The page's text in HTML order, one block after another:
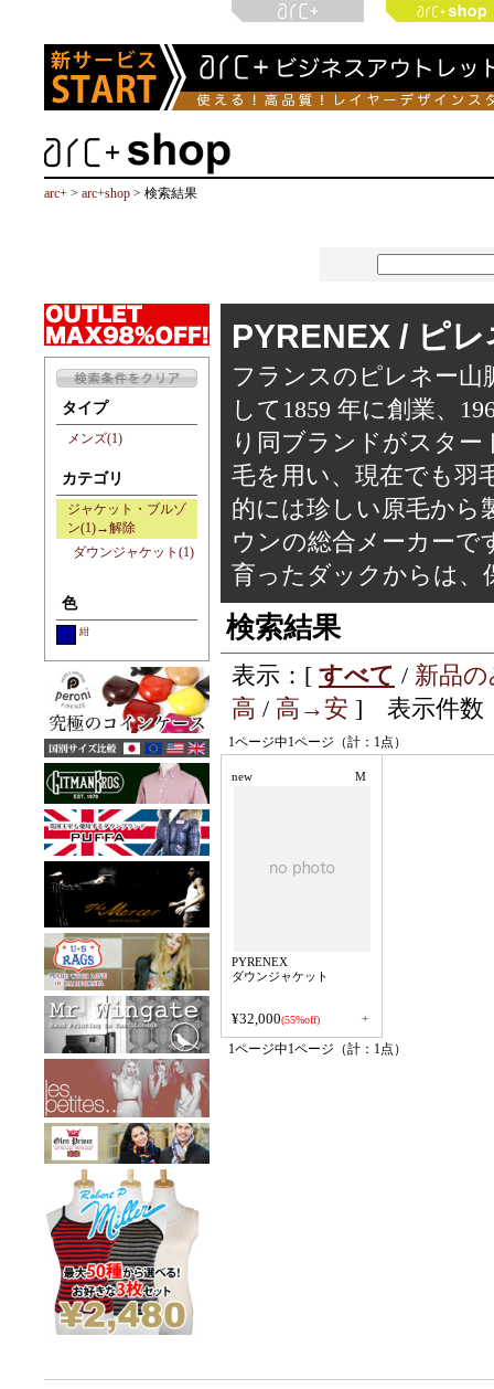
arc+ > arc+shop > 検索結果
タイプ
メンズ(1)
カテゴリ
ジャケット・ブルゾ
ン(1)→解除
ダウンジャケット(1)
色
紺
PYRENEX / ピ
フランスのピレネー山
して1859 年に創業、
り同ブランドがスタ
毛を用い、現在でも羽
的には珍しい原毛から
ウンの総合メーカーで
育ったダックからは、
検索結果
表示：[ すべて / 新品
高 / 高→安 ] 表示件数
1ページ中1ページ（計：1点）
new M
PYRENEX
ダウンジャケット
¥32,000(55%off) +
1ページ中1ページ（計：1点）